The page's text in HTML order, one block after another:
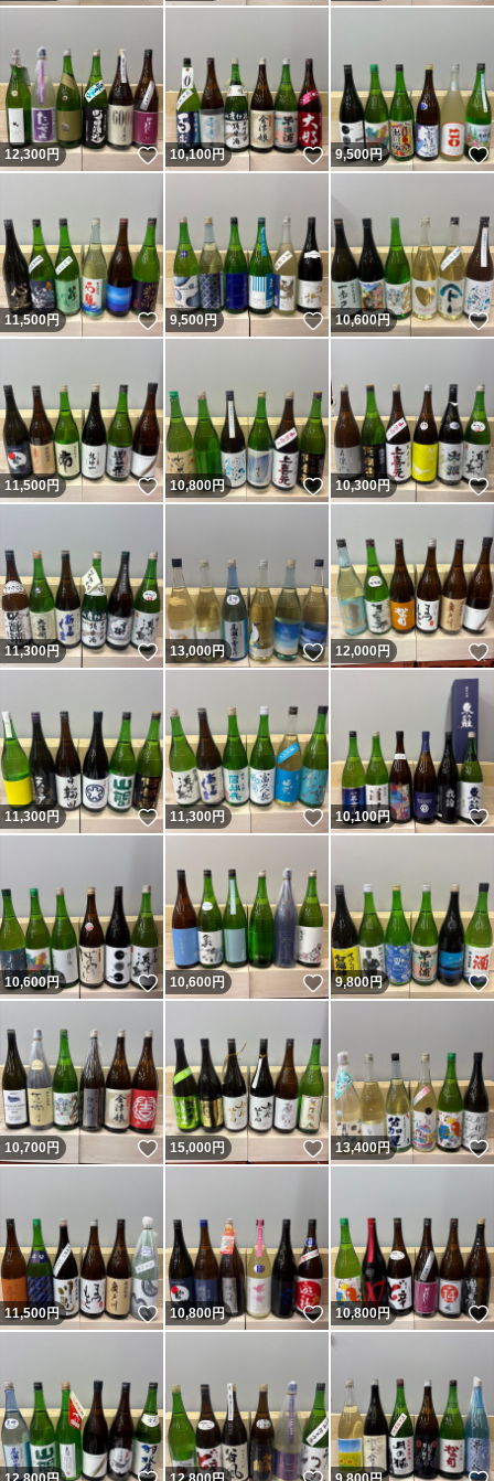
12,300円 いいね！
10,100円 いいね！
9,500円
11,500円 いいね！
9,500円 いいね！
10,600円
11,500円 いいね！
10,800円 いいね！
10,300円
11,300円 いいね！
13,000円 いいね！
12,000円
11,300円 いいね！
11,300円 いいね！
10,100円
10,600円 いいね！
10,600円 いいね！
9,800円
10,700円 いいね！
15,000円 いいね！
13,400円
11,500円 いいね！
10,800円 いいね！
10,800円